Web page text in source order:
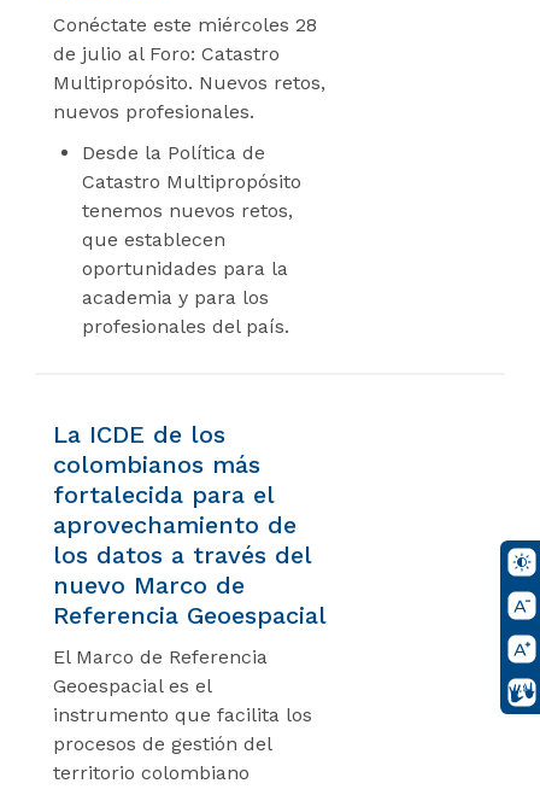
Conéctate este miércoles 28
de julio al Foro: Catastro
Multipropósito. Nuevos retos,
nuevos profesionales.
Desde la Política de
Catastro Multipropósito
tenemos nuevos retos,
que establecen
oportunidades para la
academia y para los
profesionales del país.
La ICDE de los
colombianos más
fortalecida para el
aprovechamiento de
los datos a través del
nuevo Marco de
Referencia Geoespacial
El Marco de Referencia
Geoespacial es el
instrumento que facilita los
procesos de gestión del
territorio colombiano